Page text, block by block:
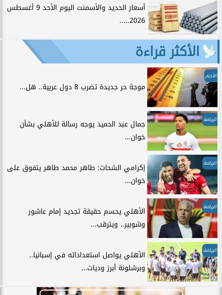
أسعار الحديد والأسمنت اليوم الأحد 9 أغسطس
2026.....
الأكثر قراءة
الأخبار
موجة حر جديدة تضرب 8 دول عربية.. هل...
الرياضة
جمال عبد الحميد يوجه رسالة للأهلي بشأن
خوان...
الرياضة
إكرامي الشحات: طاهر محمد طاهر يتفوق على
خوان...
الرياضة
الأهلي يحسم حقيقة تجديد إمام عاشور
وشوبير.. ويترقب...
الرياضة
الأهلي يواصل استعداداته في إسبانيا..
وبرشلونة أبرز وديات...